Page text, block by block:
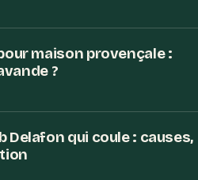
maison provençale :
?
Delafon qui coule : causes,